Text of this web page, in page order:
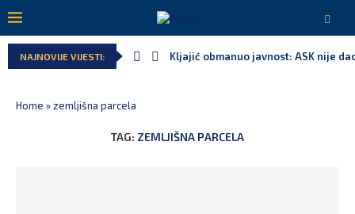
NAJNOVIJE VIJESTI: Kljajić obmanuo javnost: ASK nije
Home »zemljišna parcela
TAG: ZEMLJIŠNA PARCELA